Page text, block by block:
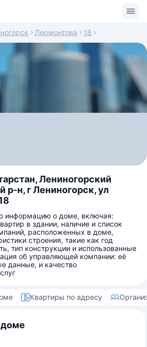
Лермонтова 18
Лениногорский
р-н, г Лениногорск, ул
информацию о доме, включая:
в здании, наличие и список
расположенных в доме,
строения, такие как год
тип конструкции и использованные
об управляющей компании: её
данные, и качество
Квартиры по адресу